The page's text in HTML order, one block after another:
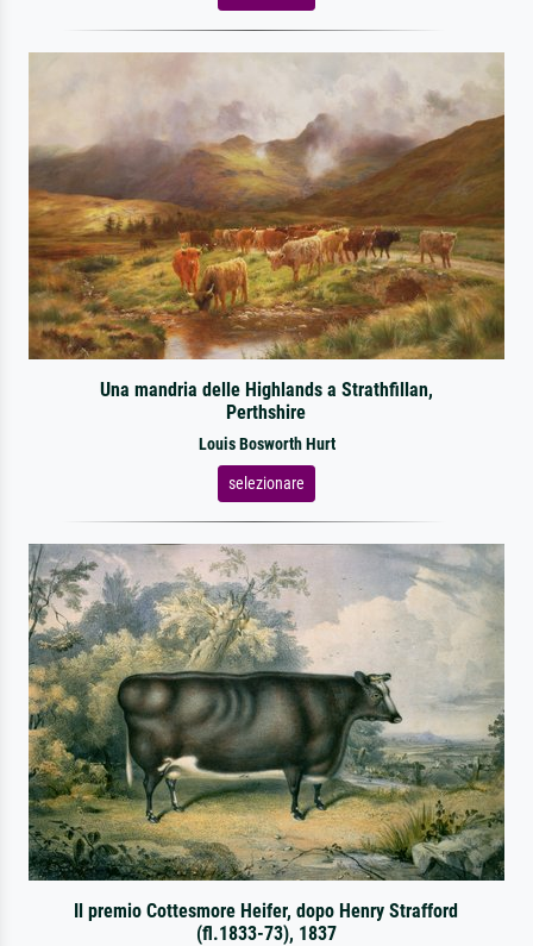
Una mandria delle Highlands a Strathfillan,
Perthshire
Louis Bosworth Hurt
selezionare
Il premio Cottesmore Heifer, dopo Henry Strafford
(fl.1833-73), 1837